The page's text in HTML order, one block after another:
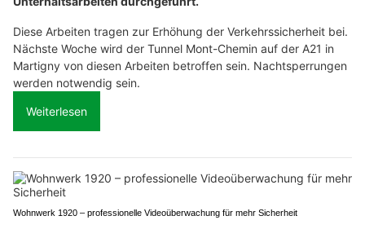
Diese Arbeiten tragen zur Erhöhung der Verkehrssicherheit bei.
Nächste Woche wird der Tunnel Mont-Chemin auf der A21 in
Martigny von diesen Arbeiten betroffen sein. Nachtsperrungen
werden notwendig sein.
Weiterlesen
Wohnwerk 1920 – professionelle Videoüberwachung für mehr Sicherheit